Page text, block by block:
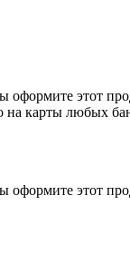
этот
на карты любых
этот